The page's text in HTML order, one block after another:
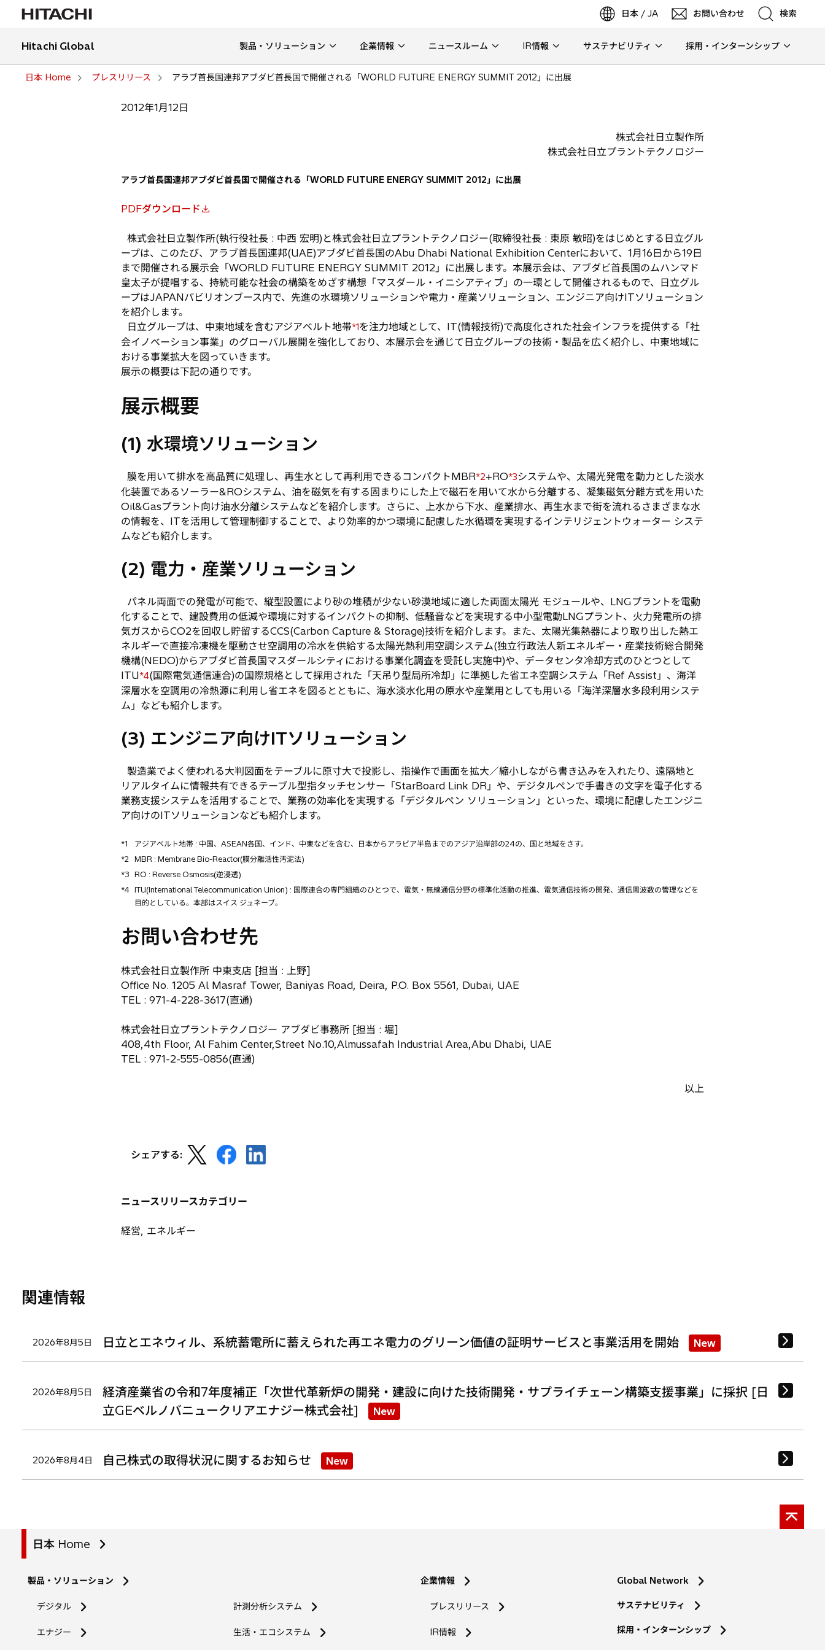
日本 / JA お問い合わせ 検索
検索
Hitachi Global 製品・ソリューション 企業情報 ニュースルーム IR情報 サステナビリティ 採用・インターンシップ
日本 Home プレスリリース アラブ首長国連邦アブダビ首長国で開催される「WORLD FUTURE ENERGY SUMMIT 2012」に出展
2012年1月12日
株式会社日立製作所
株式会社日立プラントテクノロジー
アラブ首長国連邦アブダビ首長国で開催される「WORLD FUTURE ENERGY SUMMIT 2012」に出展
PDFダウンロード
新
い
ブ
で
く
株式会社日立製作所(執行役社長 : 中西 宏明)と株式会社日立プラントテクノロジー(取締役社長 : 東原 敏昭)をはじめとする日立グル
ープは、このたび、アラブ首長国連邦(UAE)アブダビ首長国のAbu Dhabi National Exhibition Centerにおいて、1月16日から19日
まで開催される展示会「WORLD FUTURE ENERGY SUMMIT 2012」に出展します。本展示会は、アブダビ首長国のムハンマド
皇太子が提唱する、持続可能な社会の構築をめざす構想「マスダール・イニシアティブ」の一環として開催されるもので、日立グル
ープはJAPANパビリオンブース内で、先進の水環境ソリューションや電力・産業ソリューション、エンジニア向けITソリューション
を紹介します。
日立グループは、中東地域を含むアジアベルト地帯*1を注力地域として、IT(情報技術)で高度化された社会インフラを提供する「社
会イノベーション事業」のグローバル展開を強化しており、本展示会を通じて日立グループの技術・製品を広く紹介し、中東地域に
おける事業拡大を図っていきます。
展示の概要は下記の通りです。
展示概要
(1) 水環境ソリューション
膜を用いて排水を高品質に処理し、再生水として再利用できるコンパクトMBR*2+RO*3システムや、太陽光発電を動力とした淡水
化装置であるソーラー&ROシステム、油を磁気を有する固まりにした上で磁石を用いて水から分離する、凝集磁気分離方式を用いた
Oil&Gasプラント向け油水分離システムなどを紹介します。さらに、上水から下水、産業排水、再生水まで街を流れるさまざまな水
の情報を、ITを活用して管理制御することで、より効率的かつ環境に配慮した水循環を実現するインテリジェントウォーター システ
ムなども紹介します。
(2) 電力・産業ソリューション
パネル両面での発電が可能で、縦型設置により砂の堆積が少ない砂漠地域に適した両面太陽光 モジュールや、LNGプラントを電動
化することで、建設費用の低減や環境に対するインパクトの抑制、低騒音などを実現する中小型電動LNGプラント、火力発電所の排
気ガスからCO2を回収し貯留するCCS(Carbon Capture & Storage)技術を紹介します。また、太陽光集熱器により取り出した熱エ
ネルギーで直接冷凍機を駆動させ空調用の冷水を供給する太陽光熱利用空調システム(独立行政法人新エネルギー・産業技術総合開発
機構(NEDO)からアブダビ首長国マスダールシティにおける事業化調査を受託し実施中)や、データセンタ冷却方式のひとつとして
ITU*4(国際電気通信連合)の国際規格として採用された「天吊り型局所冷却」に準拠した省エネ空調システム「Ref Assist」、海洋
深層水を空調用の冷熱源に利用し省エネを図るとともに、海水淡水化用の原水や産業用としても用いる「海洋深層水多段利用システ
ム」なども紹介します。
(3) エンジニア向けITソリューション
製造業でよく使われる大判図面をテーブルに原寸大で投影し、指操作で画面を拡大／縮小しながら書き込みを入れたり、遠隔地と
リアルタイムに情報共有できるテーブル型指タッチセンサー「StarBoard Link DR」や、デジタルペンで手書きの文字を電子化する
業務支援システムを活用することで、業務の効率化を実現する「デジタルペン ソリューション」といった、環境に配慮したエンジニ
ア向けのITソリューションなども紹介します。
*1
アジアベルト地帯 : 中国、ASEAN各国、インド、中東などを含む、日本からアラビア半島までのアジア沿岸部の24の、国と地域をさす。
*2 MBR : Membrane Bio-Reactor(膜分離活性汚泥法)
*3 RO : Reverse Osmosis(逆浸透)
*4 ITU(International Telecommunication Union) : 国際連合の専門組織のひとつで、電気・無線通信分野の標準化活動の推進、電気通信技術の開発、通信周波数の管理などを
目的としている。本部はスイス ジュネーブ。
お問い合わせ先
株式会社日立製作所 中東支店 [担当 : 上野]
Office No. 1205 Al Masraf Tower, Baniyas Road, Deira, P.O. Box 5561, Dubai, UAE
TEL : 971-4-228-3617(直通)
株式会社日立プラントテクノロジー アブダビ事務所 [担当 : 堀]
408,4th Floor, Al Fahim Center,Street No.10,Almussafah Industrial Area,Abu Dhabi, UAE
TEL : 971-2-555-0856(直通)
以上
シェアする:
し
タ
新
し
ニュースリリースカテゴリー
経営, エネルギー
関連情報
2026年8月5日 日立とエネウィル、系統蓄電所に蓄えられた再エネ電力のグリーン価値の証明サービスと事業活用を開始 New
2026年8月5日
経済産業省の令和7年度補正「次世代革新炉の開発・建設に向けた技術開発・サプライチェーン構築支援事業」に採択 [日
立GEベルノバニュークリアエナジー株式会社]
New
2026年8月4日 自己株式の取得状況に関するお知らせ New
日本 Home
製品・ソリューション
デジタル
エナジー
計測分析システム
生活・エコシステム
企業情報
プレスリリース
IR情報
Global Network
サステナビリティ
採用・インターンシップ